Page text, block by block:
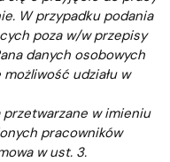
W przypadku podania
poza w/w przepisy
danych osobowych
udziału w
w imieniu
pracowników
w ust. 3.